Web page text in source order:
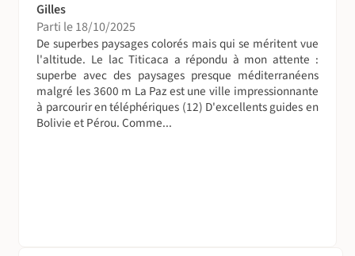
Gilles
Parti le 18/10/2025
De superbes paysages colorés mais qui se méritent vue
l'altitude. Le lac Titicaca a répondu à mon attente :
superbe avec des paysages presque méditerranéens
malgré les 3600 m La Paz est une ville impressionnante
à parcourir en téléphériques (12) D'excellents guides en
Bolivie et Pérou. Comme...